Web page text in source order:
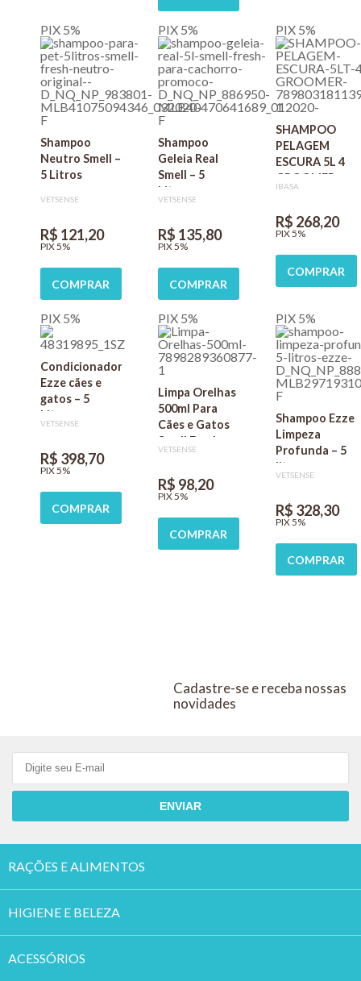
PIX 5%
Shampoo
Neutro Smell –
5 Litros
VETSENSE
R$ 121,20
PIX 5%
COMPRAR
PIX 5%
Shampoo
Geleia Real
Smell – 5
Litros
VETSENSE
R$ 135,80
PIX 5%
COMPRAR
PIX 5%
SHAMPOO
PELAGEM
ESCURA 5L 4
GROOMER
PROFISSIONAL
CÃES E GATOS
IBASA
R$ 268,20
PIX 5%
COMPRAR
PIX 5%
Condicionador
Ezze cães e
gatos – 5
Litros
VETSENSE
R$ 398,70
PIX 5%
COMPRAR
PIX 5%
Limpa Orelhas
500ml Para
Cães e Gatos
Smell Fresh
VETSENSE
R$ 98,20
PIX 5%
COMPRAR
PIX 5%
Shampoo Ezze
Limpeza
Profunda – 5
litros
VETSENSE
R$ 328,30
PIX 5%
COMPRAR
Cadastre-se e receba nossas
novidades
ENVIAR
RAÇÕES E ALIMENTOS
HIGIENE E BELEZA
ACESSÓRIOS